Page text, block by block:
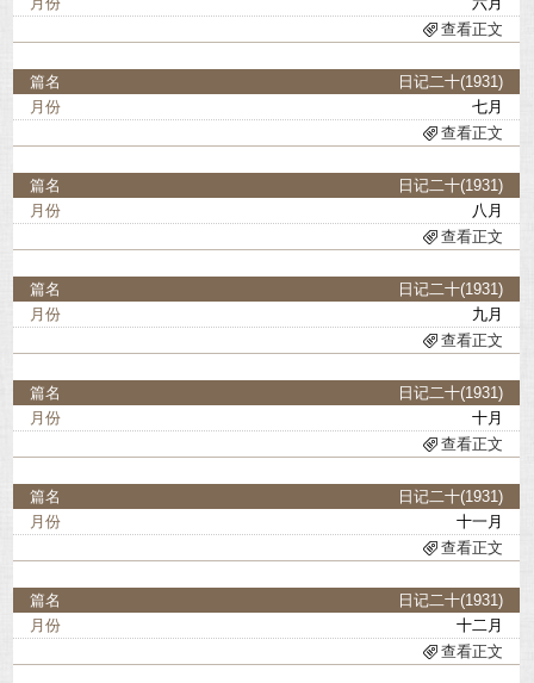
查看正文
日记二十(1931)
七月
查看正文
日记二十(1931)
八月
查看正文
日记二十(1931)
九月
查看正文
日记二十(1931)
十月
查看正文
日记二十(1931)
十一月
查看正文
日记二十(1931)
十二月
查看正文